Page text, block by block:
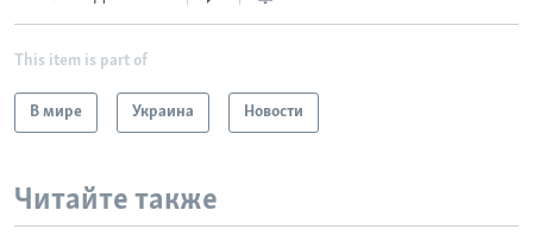
This item is part of
В мире Украина Новости
Читайте также